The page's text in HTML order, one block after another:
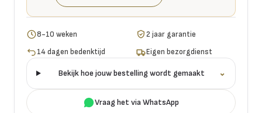
8-10 weken
2 jaar garantie
14 dagen bedenktijd
Eigen bezorgdienst
Bekijk hoe jouw bestelling wordt gemaakt ⌄
Vraag het via WhatsApp